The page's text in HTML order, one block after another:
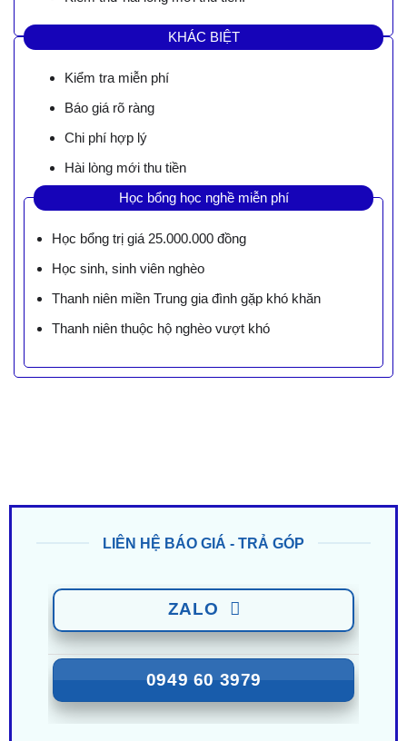
KHÁC BIỆT
Kiểm tra miễn phí
Báo giá rõ ràng
Chi phí hợp lý
Hài lòng mới thu tiền
Học bổng học nghề miễn phí
Học bổng trị giá 25.000.000 đồng
Học sinh, sinh viên nghèo
Thanh niên miền Trung gia đình gặp khó khăn
Thanh niên thuộc hộ nghèo vượt khó
LIÊN HỆ BÁO GIÁ - TRẢ GÓP
ZALO